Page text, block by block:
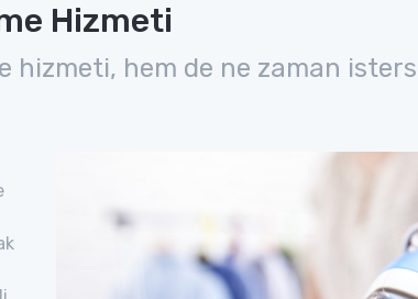
Hizmeti
hizmeti, hem de ne zaman